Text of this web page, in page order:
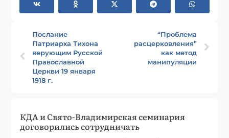
Послание
Патриарха Тихона
верующим Русской
Православной
Церкви 19 января
1918 г.
“Проблема
расцерковления”
как метод
манипуляции
КДА и Свято-Владимирская семинария
договорились сотрудничать